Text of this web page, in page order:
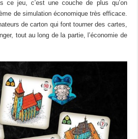
ce jeu, c’est une couche de plus qu’on
de simulation économique très efficace.
de carton qui font tourner des cartes,
tout au long de la partie, l’économie de